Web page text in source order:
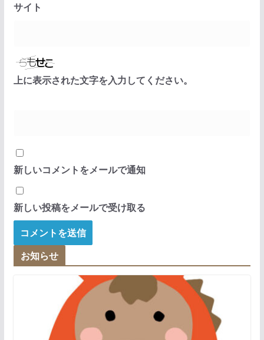
サイト
上に表示された文字を入力してください。
新しいコメントをメールで通知
新しい投稿をメールで受け取る
お知らせ